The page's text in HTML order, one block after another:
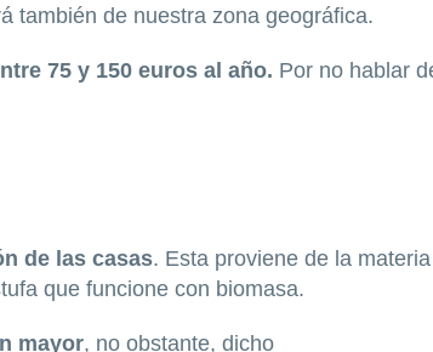
también de nuestra zona geográfica.
75 y 150 euros al año. Por no hablar
de las casas. Esta proviene de la materia
que funcione con biomasa.
mayor, no obstante, dicho